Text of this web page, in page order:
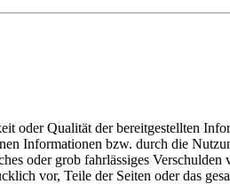
Qualität der bereitgestellten
Informationen bzw. durch die
oder grob fahrlässiges Verschulden
vor, Teile der Seiten oder das